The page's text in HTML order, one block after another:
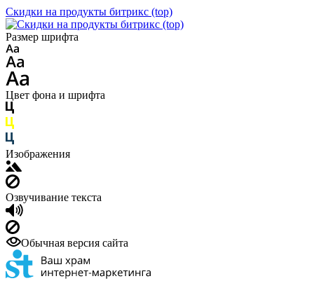
Скидки на продукты битрикс (top)
Размер шрифта
Цвет фона и шрифта
Изображения
Озвучивание текста
Обычная версия сайта